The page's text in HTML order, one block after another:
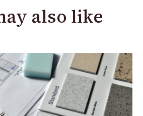
also like